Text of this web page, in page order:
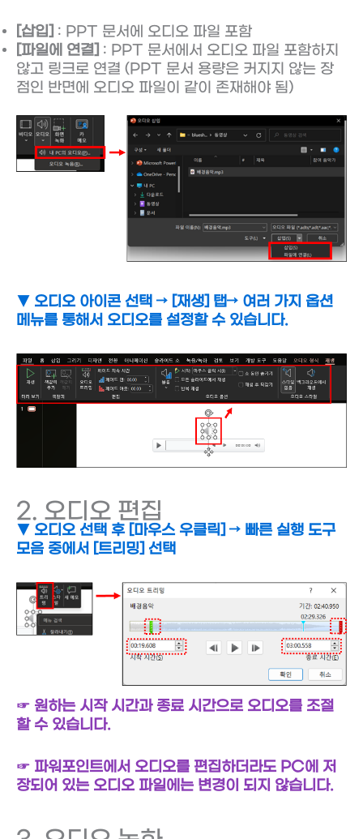
[삽입] : PPT 문서에 오디오 파일 포함
[파일에 연결] : PPT 문서에서 오디오 파일 포함하지
않고 링크로 연결 (PPT 문서 용량은 커지지 않는 장
점인 반면에 오디오 파일이 같이 존재해야 됨)
▼ 오디오 아이콘 선택 → [재생] 탭→ 여러 가지 옵션
메뉴를 통해서 오디오를 설정할 수 있습니다.
2. 오디오 편집
▼ 오디오 선택 후 [마우스 우클릭] → 빠른 실행 도구
모음 중에서 [트리밍] 선택
☞ 원하는 시작 시간과 종료 시간으로 오디오를 조절
할 수 있습니다.
☞ 파워포인트에서 오디오를 편집하더라도 PC에 저
장되어 있는 오디오 파일에는 변경이 되지 않습니다.